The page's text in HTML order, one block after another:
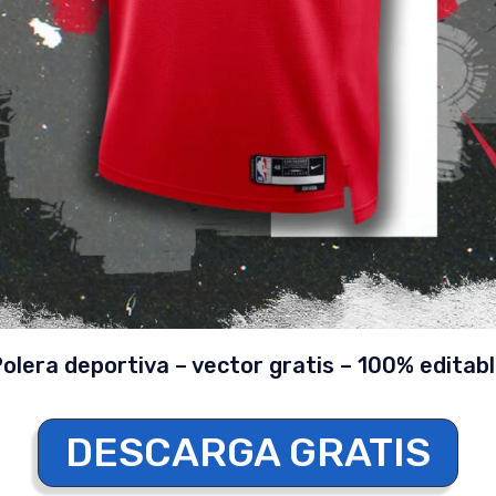
deportiva – vector gratis – 100%
DESCARGA GRATIS